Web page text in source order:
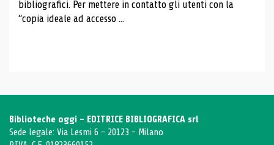
bibliografici. Per mettere in contatto gli utenti con la
“copia ideale ad accesso ...
Biblioteche oggi - EDITRICE BIBLIOGRAFICA srl
Sede legale: Via Lesmi 6 - 20123 - Milano